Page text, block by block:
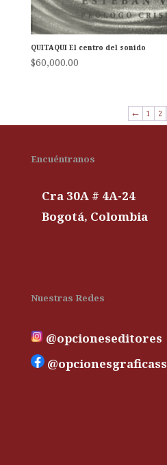
QUITAQUI El centro del sonido
$60,000.00
← 1 2
Encuéntranos
Cra 30A # 4A-24
Bogotá, Colombia
Nuestras Redes
@opcioneseditores
@opcionesgraficass